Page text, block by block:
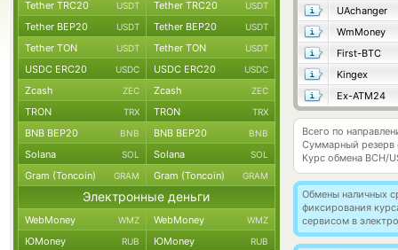
UAchanger
WmMoney
First-BTC
Kingex
Ex-ATM24
Всего по
Суммарный резерв
Курс обмена BCH/
Обмены наличных
фиксирования
сервисом в
Tether TRC20 USDT Tether TRC20 USDT
Tether BEP20 USDT Tether BEP20 USDT
Tether TON USDT Tether TON USDT
USDC ERC20 USDC USDC ERC20 USDC
Zcash ZEC Zcash ZEC
TRON TRX TRON TRX
BNB BEP20 BNB BNB BEP20 BNB
Solana SOL Solana SOL
Gram (Toncoin) GRAM Gram (Toncoin) GRAM
Электронные деньги
WebMoney WMZ WebMoney WMZ
ЮMoney RUB ЮMoney RUB